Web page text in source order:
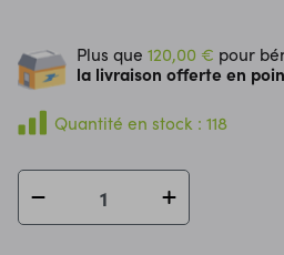
Plus que120,00 € pour
la livraison offerte en
Quantité en stock : 118